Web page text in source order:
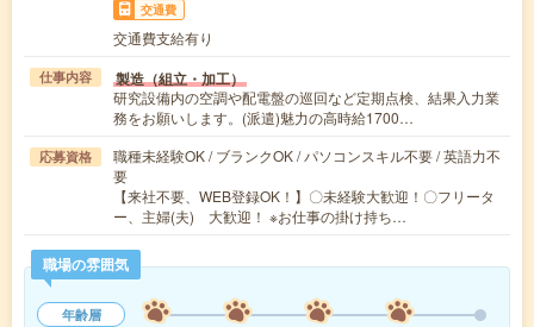
交通費
交通費支給有り
仕事内容 製造（組立・加工）
研究設備内の空調や配電盤の巡回など定期点検、結果入力業
務をお願いします。(派遣)魅力の高時給1700…
応募資格
職種未経験OK / ブランクOK / パソコンスキル不要 / 英語力不
要
【来社不要、WEB登録OK！】〇未経験大歓迎！〇フリータ
ー、主婦(夫) 大歓迎！ ※お仕事の掛け持ち…
職場の雰囲気
年齢層